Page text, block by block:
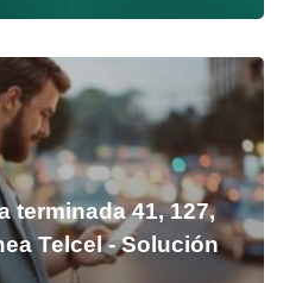
terminada 41, 127,
Telcel - Solución